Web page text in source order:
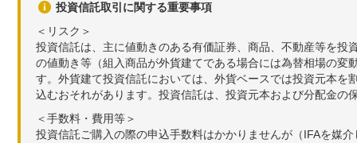
投資信託取引に関する重要事項
＜リスク＞
投資信託は、主に値動きのある有価証券、商品、不動産等を
の値動き等（組入商品が外貨建てである場合には為替相場の
す。外貨建て投資信託においては、外貨ベースでは投資元本
込むおそれがあります。投資信託は、投資元本および分配金の
＜手数料・費用等＞
投資信託ご購入の際の申込手数料はかかりませんが（IFAを媒